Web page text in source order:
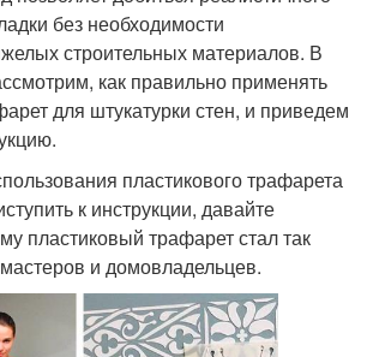
без необходимости
строительных материалов. В
как правильно применять
для штукатурки стен, и приведем
пластикового трафарета
к инструкции, давайте
пластиковый трафарет стал так
и домовладельцев.